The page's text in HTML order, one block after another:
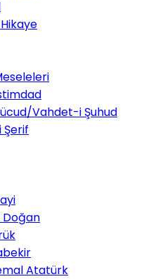
Vahdet-i Şuhud
Şerif
Doğan
Atatürk